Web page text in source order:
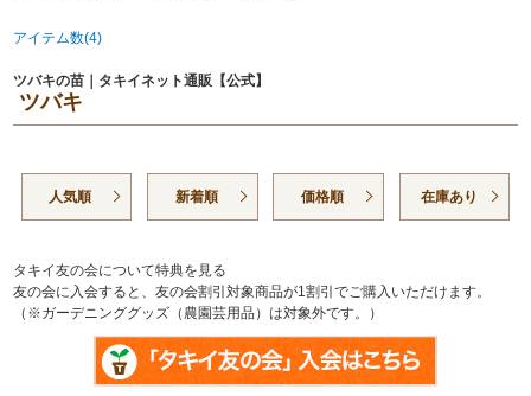
アイテム数(4)
ツバキの苗｜タキイネット通販【公式】
ツバキ
人気順 新着順 価格順 在庫あり
タキイ友の会について特典を見る
友の会に入会すると、友の会割引対象商品が1割引でご購入いただけます。
（※ガーデニンググッズ（農園芸用品）は対象外です。）